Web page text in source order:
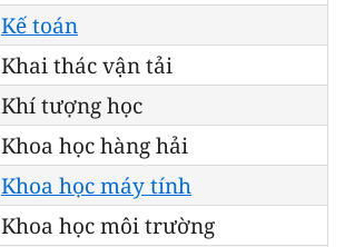
Kế toán
Khai thác vận tải
Khí tượng học
Khoa học hàng hải
Khoa học máy tính
Khoa học môi trường